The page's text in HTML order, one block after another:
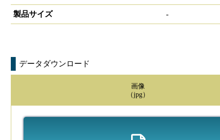
製品サイズ -
データダウンロード
画像
（jpg）